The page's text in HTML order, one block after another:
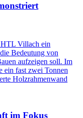
HTL Villach ein
Bedeutung von
aufzeigen soll. Im
ein fast zwei Tonnen
Holzrahmenwand
im Fokus